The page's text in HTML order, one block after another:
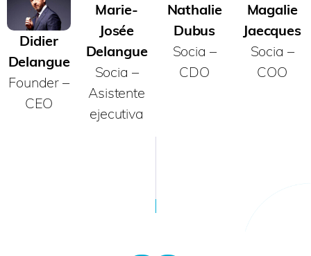
Didier
Delangue
Founder –
CEO
Marie-
Josée
Delangue
Socia –
Asistente
ejecutiva
Nathalie
Dubus
Socia –
CDO
Magalie
Jaecques
Socia –
COO